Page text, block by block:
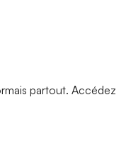
partout. Accédez